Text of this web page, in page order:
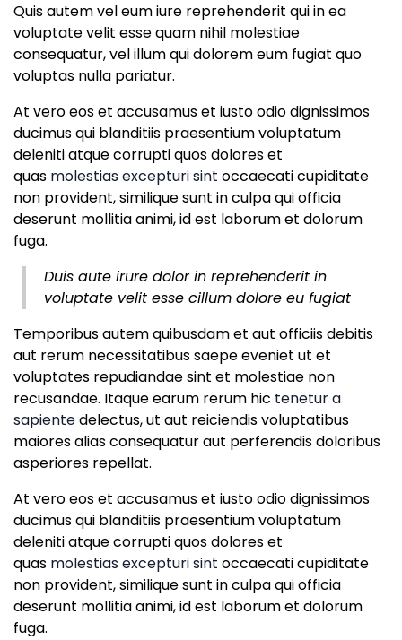
Quis autem vel eum iure reprehenderit qui in ea
voluptate velit esse quam nihil molestiae
consequatur, vel illum qui dolorem eum fugiat quo
voluptas nulla pariatur.
At vero eos et accusamus et iusto odio dignissimos
ducimus qui blanditiis praesentium voluptatum
deleniti atque corrupti quos dolores et
quas molestias excepturi sint occaecati cupiditate
non provident, similique sunt in culpa qui officia
deserunt mollitia animi, id est laborum et dolorum
fuga.
Duis aute irure dolor in reprehenderit in
voluptate velit esse cillum dolore eu fugiat
Temporibus autem quibusdam et aut officiis debitis
aut rerum necessitatibus saepe eveniet ut et
voluptates repudiandae sint et molestiae non
recusandae. Itaque earum rerum hic tenetur a
sapientedelectus, ut aut reiciendis voluptatibus
maiores alias consequatur aut perferendis doloribus
asperiores repellat.
At vero eos et accusamus et iusto odio dignissimos
ducimus qui blanditiis praesentium voluptatum
deleniti atque corrupti quos dolores et
quas molestias excepturi sint occaecati cupiditate
non provident, similique sunt in culpa qui officia
deserunt mollitia animi, id est laborum et dolorum
fuga.